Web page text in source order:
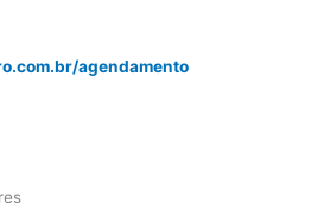
agendamento